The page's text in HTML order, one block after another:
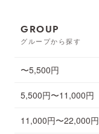
GROUP
グループから探す
〜5,500円
5,500円〜11,000円
11,000円〜22,000円